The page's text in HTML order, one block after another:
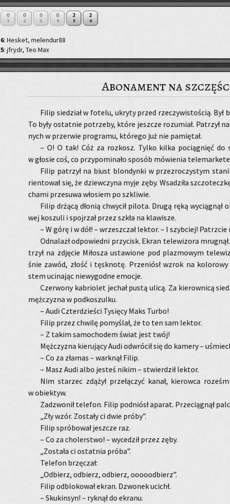
0
1
0
2
0
3
0
4
2
5
2
6
6: Hesket, melendur88
5: jfrydr, Teo Max
Abonament na
Filip sie­dział w fo­te­lu, ukry­ty przed rze­czy­wi­sto­ścią. Był
To były ostat­nie po­trze­by, które jesz­cze ro­zu­miał. Pa­trzył
nych w prze­rwie pro­gra­mu, któ­re­go już nie pa­mię­tał.
– O! O tak! Cóż za roz­kosz. Tylko kilka po­cią­gnięć do
w gło­sie coś, co przy­po­mi­na­ło spo­sób mó­wie­nia
Filip pa­trzył na biust blon­dyn­ki w prze­zro­czy­stym
rien­to­wał się, że dziew­czy­na myje zęby. Wsa­dzi­ła
cha­mi prze­su­wa wło­siem po szkli­wie.
Filip drżą­cą dło­nią chwy­cił pi­lo­ta. Drugą ręką
wej ko­szu­li i spoj­rzał przez szkła na kla­wi­sze.
– W górę i w dół! – wrzesz­czał lek­tor. – I szyb­ciej!
Od­na­lazł od­po­wied­ni przy­cisk. Ekran te­le­wi­zo­ra
trzył na zdję­cie Mi­ło­sza usta­wio­ne pod pla­zmo­wym
śnie zawód, złość i tę­sk­no­tę. Prze­niósł wzrok na
stem uci­na­jąc nie­wy­god­ne emo­cje.
Czer­wo­ny ka­brio­let je­chał pustą ulicą. Za kie­row­ni­cą
męż­czy­zna w pod­ko­szul­ku.
– Audi Czter­dzie­ści Ty­się­cy Maks Turbo!
Filip przez chwi­lę po­my­ślał, że to ten sam lek­tor.
– Z takim sa­mo­cho­dem świat jest twój!
Męż­czy­zna kie­ru­ją­cy Audi od­wró­cił się do ka­me­ry –
– Co za zła­mas – wark­nął Filip.
– Masz Audi albo je­steś nikim – stwier­dził lek­tor.
Nim sta­rzec zdą­żył prze­łą­czyć kanał, kie­row­ca
w obiek­tyw.
Za­dzwo­nił te­le­fon. Filip pod­niósł apa­rat. Prze­cią­gnął
„Zły wzór. Zo­sta­ły ci dwie próby”.
Filip spró­bo­wał jesz­cze raz.
– Co za cho­ler­stwo! – wy­ce­dził przez zęby.
„Zo­sta­ła ci ostat­nia próba”.
Te­le­fon brzę­czał:
„Od­bierz, od­bierz, od­bierz, oooood­bierz”.
Filip od­blo­ko­wał ekran. Dzwo­nek ucichł.
– Sku­kin­syn! – ryk­nął do ekra­nu.